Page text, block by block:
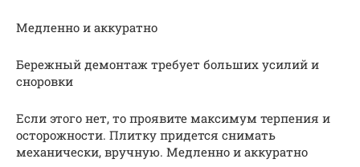
Медленно и аккуратно
Бережный демонтаж требует больших усилий и
сноровки
Если этого нет, то проявите максимум терпения и
осторожности. Плитку придется снимать
механически, вручную. Медленно и аккуратно